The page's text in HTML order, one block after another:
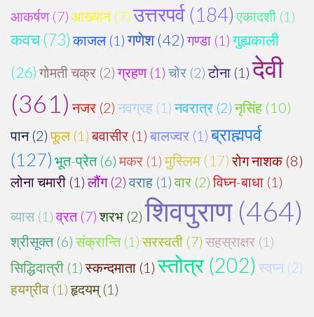
आकर्षण (7) आख्यान (7) उत्तरपर्व (184) एकादशी (1)
कवच (73) काजल (1) गणेश (42) गण्डा (1) गुह्यकाली
(26) गोमती चक्र (2) ग्रहण (1) चोर (2) टोना (1) देवी
(361) नजर (2) नवग्रह (1) नवरात्र (2) नृसिंह (10)
पान (2) फूल (1) बवासीर (1) बालज्वर (1) ब्राह्मपर्व
(127) भूत-प्रेत (6) मकर (1) मुस्लिम (17) रोग नाशक (8)
लोना चमारी (1) लौंग (2) वराह (1) वार (2) विघ्न-बाधा (1)
व्यास (1) व्रत (7) शरभ (2) शिवपुराण (464)
श्रीसूक्त (6) संक्रान्ति (1) सरस्वती (7) सहस्राक्षर (1)
सिद्धिदात्री (1) स्कन्दमाता (1) स्तोत्र (202) स्वप्न (2)
हयग्रीव (1) हृदयम् (1)